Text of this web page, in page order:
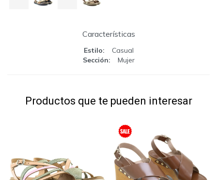
Características
Estilo
Casual
Sección
Mujer
Productos que te pueden interesar